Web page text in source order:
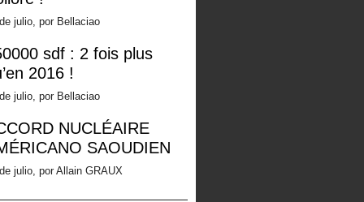
julio, por Bellaciao
sdf : 2 fois plus
2016 !
julio, por Bellaciao
NUCLÉAIRE
SAOUDIEN
julio, por Allain GRAUX